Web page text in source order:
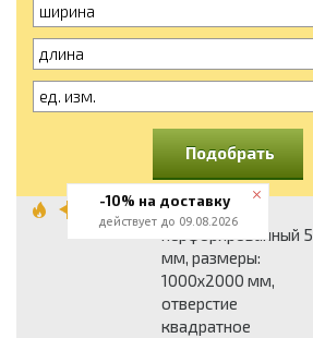
ширина
длина
ед. изм.
Подобрать
Лист стальной
перфорированный 5
мм, размеры:
1000x2000 мм,
отверстие
квадратное
-10% на доставку
действует до 09.08.2026